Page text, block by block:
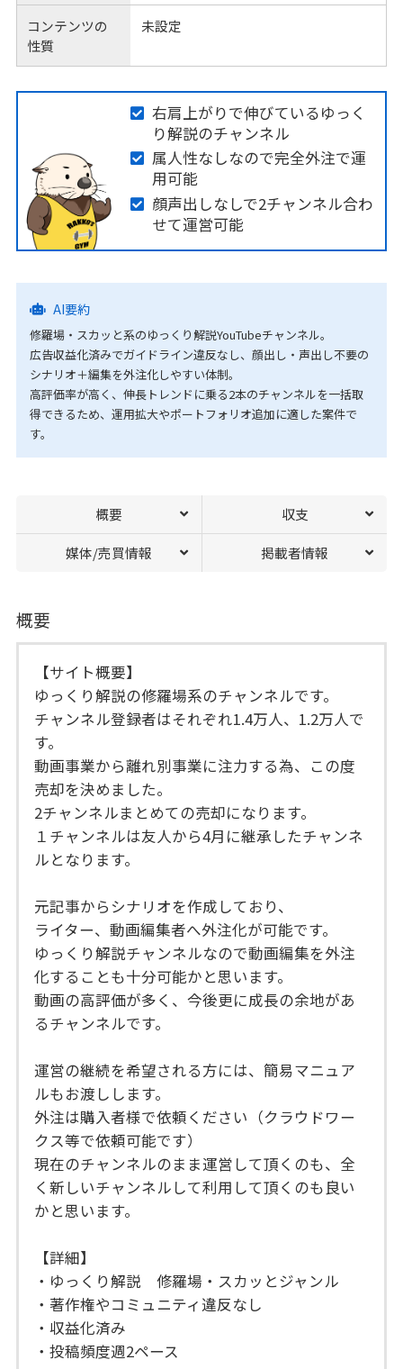
コンテンツの
性質
未設定
右肩上がりで伸びているゆっく
り解説のチャンネル
属人性なしなので完全外注で運
用可能
顔声出しなしで2チャンネル合わ
せて運営可能
AI要約
修羅場・スカッと系のゆっくり解説YouTubeチャンネル。
広告収益化済みでガイドライン違反なし、顔出し・声出し不要の
シナリオ＋編集を外注化しやすい体制。
高評価率が高く、伸長トレンドに乗る2本のチャンネルを一括取
得できるため、運用拡大やポートフォリオ追加に適した案件で
す。
概要 収支
媒体/売買情報 掲載者情報
概要
【サイト概要】
ゆっくり解説の修羅場系のチャンネルです。
チャンネル登録者はそれぞれ1.4万人、1.2万人で
す。
動画事業から離れ別事業に注力する為、この度
売却を決めました。
2チャンネルまとめての売却になります。
１チャンネルは友人から4月に継承したチャンネ
ルとなります。
元記事からシナリオを作成しており、
ライター、動画編集者へ外注化が可能です。
ゆっくり解説チャンネルなので動画編集を外注
化することも十分可能かと思います。
動画の高評価が多く、今後更に成長の余地があ
るチャンネルです。
運営の継続を希望される方には、簡易マニュア
ルもお渡しします。
外注は購入者様で依頼ください（クラウドワー
クス等で依頼可能です）
現在のチャンネルのまま運営して頂くのも、全
く新しいチャンネルして利用して頂くのも良い
かと思います。
【詳細】
・ゆっくり解説 修羅場・スカッとジャンル
・著作権やコミュニティ違反なし
・収益化済み
・投稿頻度週2ペース